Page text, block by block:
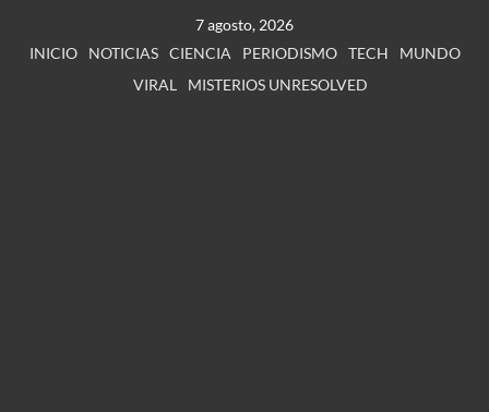
7 agosto, 2026
INICIO
NOTICIAS CIENCIA PERIODISMO TECH
MUNDO
VIRAL
MISTERIOS UNRESOLVED